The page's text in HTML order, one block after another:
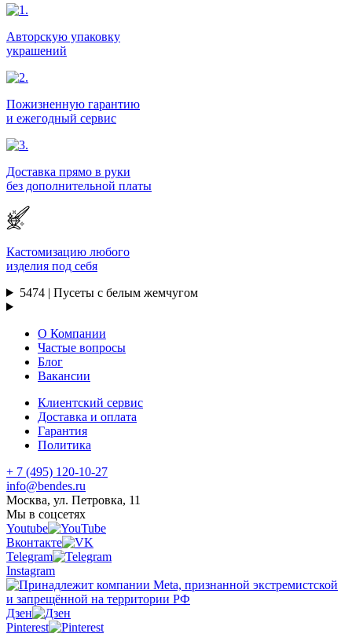
Авторскую упаковку
украшений
Пожизненную гарантию
и ежегодный сервис
Доставка прямо в руки
без дополнительной платы
Кастомизацию любого
изделия под себя
5474 | Пусеты с белым жемчугом
О Компании
Частые вопросы
Блог
Вакансии
Клиентский сервис
Доставка и оплата
Гарантия
Политика
+ 7 (495) 120-10-27
info@bendes.ru
Москва, ул. Петровка, 11
Мы в соцсетях
Youtube
Вконтакте
Telegram
Instagram
Дзен
Pinterest